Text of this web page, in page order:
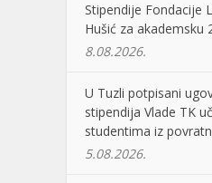
Stipendije Fondacije
Hušić za akademsku
8.08.2026.
U Tuzli potpisani
stipendija Vlade TK
studentima iz
5.08.2026.